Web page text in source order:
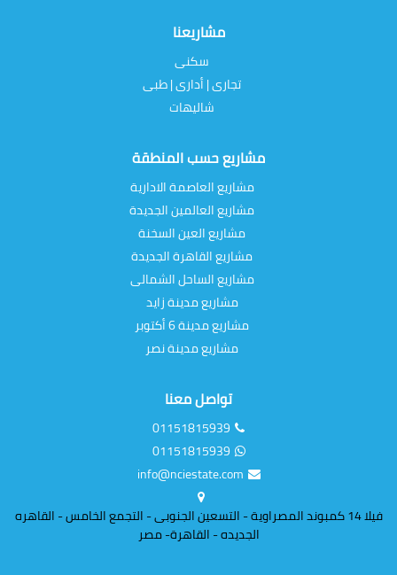
مشاريعنا
سكنى
تجارى | أدارى | طبى
شاليهات
مشاريع حسب المنطقة
مشاريع العاصمة الادارية
مشاريع العالمين الجديدة
مشاريع العين السخنة
مشاريع القاهرة الجديدة
مشاريع الساحل الشمالى
مشاريع مدينة زايد
مشاريع مدينة 6 أكتوبر
مشاريع مدينة نصر
تواصل معنا
01151815939
01151815939
info@nciestate.com
فيلا 14 كمبوند المصراوية - التسعين الجنوبى - التجمع الخامس - القاهره
الجديده - القاهرة- مصر